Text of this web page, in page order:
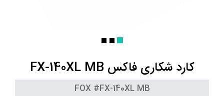
کارد شکاری فاکس FX-140XL MB
FOX #FX-140XL MB